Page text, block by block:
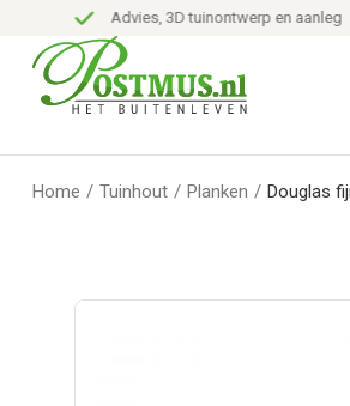
Advies, 3D tuinontwerp en aanleg
Home / Tuinhout / Planken / Douglas